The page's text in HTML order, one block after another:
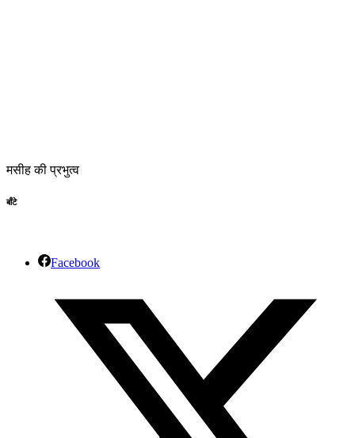
मसीह की प्रभुत्व
बाँटे
Facebook